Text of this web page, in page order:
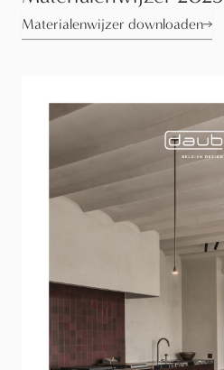
Materialenwijzer downloaden